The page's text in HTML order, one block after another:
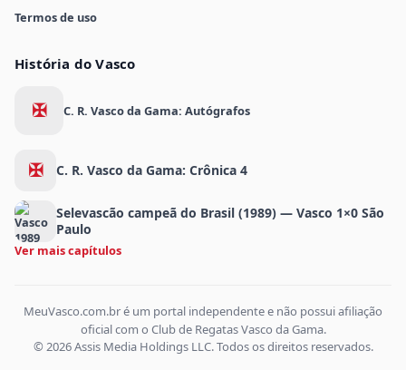
Termos de uso
História do Vasco
✠ C. R. Vasco da Gama: Autógrafos
✠ C. R. Vasco da Gama: Crônica 4
Selevascão campeã do Brasil (1989) — Vasco 1×0 São
Paulo
Ver mais capítulos
MeuVasco.com.br é um portal independente e não possui afiliação
oficial com o Club de Regatas Vasco da Gama.
© 2026 Assis Media Holdings LLC. Todos os direitos reservados.